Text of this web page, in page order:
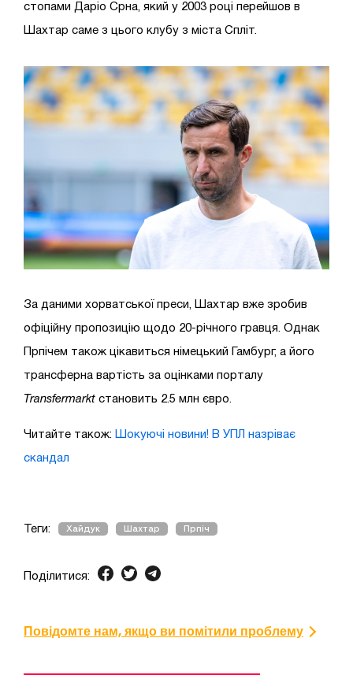
стопами Даріо Срна, який у 2003 році перейшов в
Шахтар саме з цього клубу з міста Спліт.
За даними хорватської преси, Шахтар вже зробив
офіційну пропозицію щодо 20-річного гравця. Однак
Прпічем також цікавиться німецький Гамбург, а його
трансферна вартість за оцінками порталу
Transfermarkt становить 2.5 млн євро.
Читайте також: Шокуючі новини! В УПЛ назріває
скандал
Теги: Хайдук Шахтар Прпіч
Поділитися:
Повідомте нам, якщо ви помітили проблему